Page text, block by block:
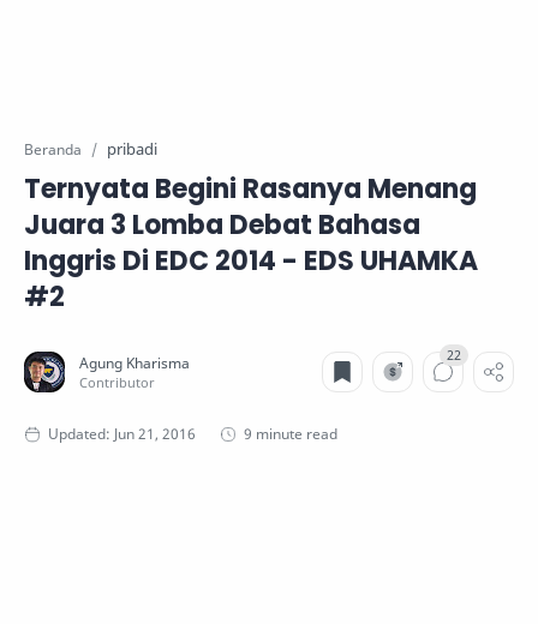
Beranda pribadi
Ternyata Begini Rasanya Menang
Juara 3 Lomba Debat Bahasa
Inggris Di EDC 2014 - EDS UHAMKA
#2
9 minute read